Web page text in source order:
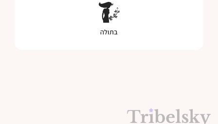
בתולה